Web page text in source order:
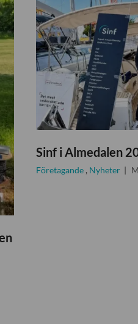
Sinf i Almedalen
Företagande , Nyheter